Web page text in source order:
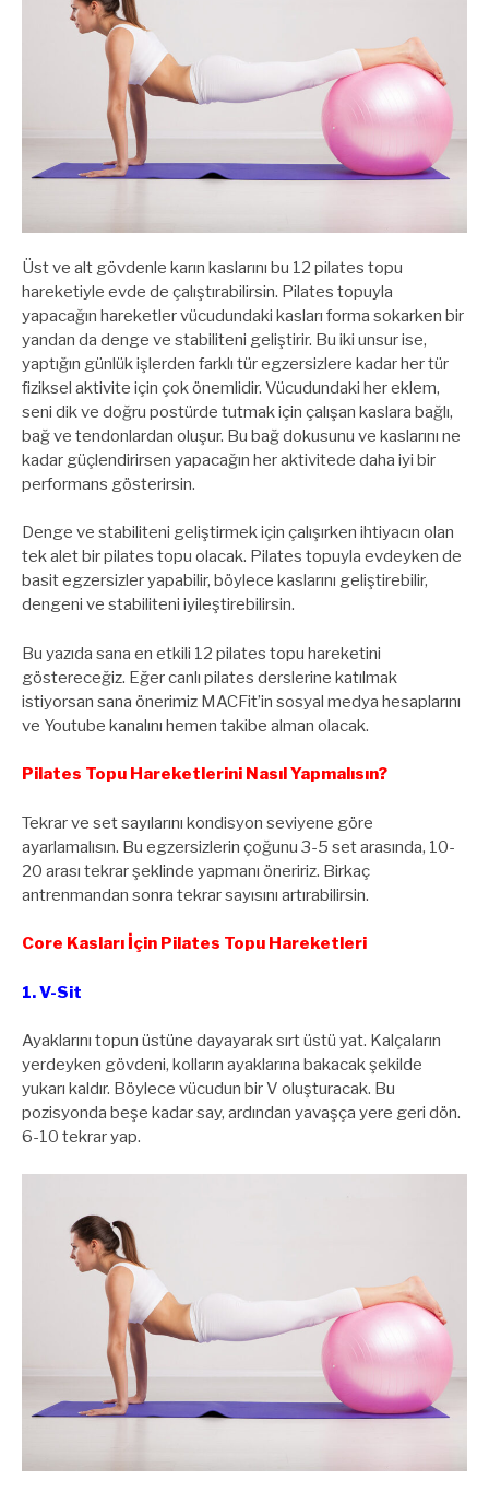
Üst ve alt gövdenle karın kaslarını bu 12 pilates topu
hareketiyle evde de çalıştırabilirsin. Pilates topuyla
yapacağın hareketler vücudundaki kasları forma sokarken bir
yandan da denge ve stabiliteni geliştirir. Bu iki unsur ise,
yaptığın günlük işlerden farklı tür egzersizlere kadar her tür
fiziksel aktivite için çok önemlidir. Vücudundaki her eklem,
seni dik ve doğru postürde tutmak için çalışan kaslara bağlı,
bağ ve tendonlardan oluşur. Bu bağ dokusunu ve kaslarını ne
kadar güçlendirirsen yapacağın her aktivitede daha iyi bir
performans gösterirsin.
Denge ve stabiliteni geliştirmek için çalışırken ihtiyacın olan
tek alet bir pilates topu olacak. Pilates topuyla evdeyken de
basit egzersizler yapabilir, böylece kaslarını geliştirebilir,
dengeni ve stabiliteni iyileştirebilirsin.
Bu yazıda sana en etkili 12 pilates topu hareketini
göstereceğiz. Eğer canlı pilates derslerine katılmak
istiyorsan sana önerimiz MACFit’in sosyal medya hesaplarını
ve Youtube kanalını hemen takibe alman olacak.
Pilates Topu Hareketlerini Nasıl Yapmalısın?
Tekrar ve set sayılarını kondisyon seviyene göre
ayarlamalısın. Bu egzersizlerin çoğunu 3-5 set arasında, 10-
20 arası tekrar şeklinde yapmanı öneririz. Birkaç
antrenmandan sonra tekrar sayısını artırabilirsin.
Core Kasları İçin Pilates Topu Hareketleri
1. V-Sit
Ayaklarını topun üstüne dayayarak sırt üstü yat. Kalçaların
yerdeyken gövdeni, kolların ayaklarına bakacak şekilde
yukarı kaldır. Böylece vücudun bir V oluşturacak. Bu
pozisyonda beşe kadar say, ardından yavaşça yere geri dön.
6-10 tekrar yap.